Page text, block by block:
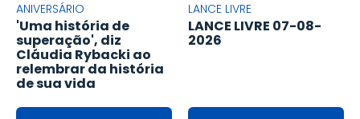
ANIVERSÁRIO
'Uma história de
superação', diz
Cláudia Rybacki ao
relembrar da história
de sua vida
LANCE LIVRE
LANCE LIVRE 07-08-
2026